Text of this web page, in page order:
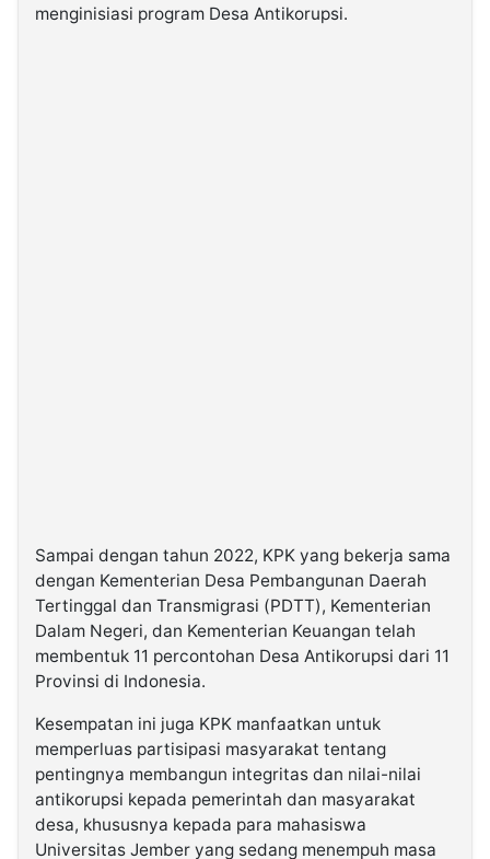
menginisiasi program Desa Antikorupsi.
Sampai dengan tahun 2022, KPK yang bekerja sama
dengan Kementerian Desa Pembangunan Daerah
Tertinggal dan Transmigrasi (PDTT), Kementerian
Dalam Negeri, dan Kementerian Keuangan telah
membentuk 11 percontohan Desa Antikorupsi dari 11
Provinsi di Indonesia.
Kesempatan ini juga KPK manfaatkan untuk
memperluas partisipasi masyarakat tentang
pentingnya membangun integritas dan nilai-nilai
antikorupsi kepada pemerintah dan masyarakat
desa, khususnya kepada para mahasiswa
Universitas Jember yang sedang menempuh masa